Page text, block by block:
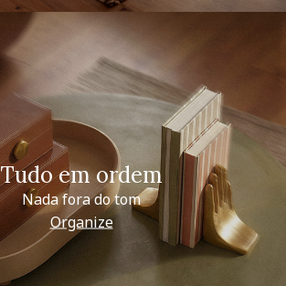
Tudo em ordem
Nada fora do tom
Organize